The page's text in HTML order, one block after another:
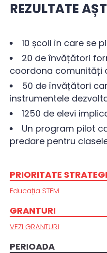
PRIORITATE
Educația STEM
GRANTURI
VEZI GRANTURI
PERIOADA
REZULTATE
10 școli în care se
20 de învățători
coordona comunități
50 de învățători
instrumentele
1250 de elevi
Un program pilot
predare pentru